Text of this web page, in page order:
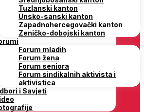
Tuzlanski kanton
Unsko-sanski kanton
Zapadnohercegovački kanton
Zeničko-dobojski kanton
Forum mladih
Forum žena
Forum seniora
Forum sindikalnih aktivista i
aktivistica
i Savjeti